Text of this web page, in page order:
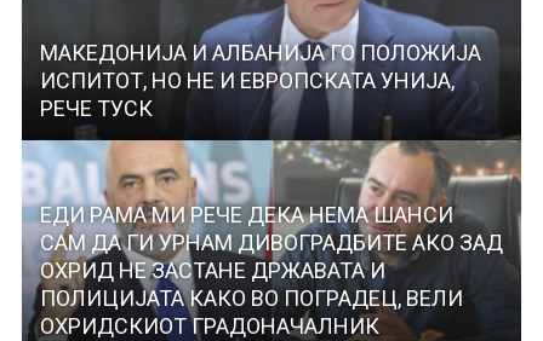
МАКЕДОНИЈА И АЛБАНИЈА ГО ПОЛОЖИЈА
ИСПИТОТ, НО НЕ И ЕВРОПСКАТА УНИЈА,
РЕЧЕ ТУСК
ЕДИ РАМА МИ РЕЧЕ ДЕКА НЕМА ШАНСИ
САМ ДА ГИ УРНАМ ДИВОГРАДБИТЕ АКО ЗАД
ОХРИД НЕ ЗАСТАНЕ ДРЖАВАТА И
ПОЛИЦИЈАТА КАКО ВО ПОГРАДЕЦ, ВЕЛИ
ОХРИДСКИОТ ГРАДОНАЧАЛНИК